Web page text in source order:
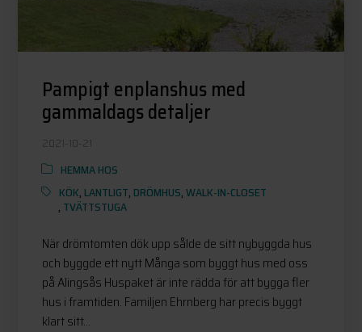
Pampigt enplanshus med
gammaldags detaljer
2021-10-21
HEMMA HOS
KÖK, LANTLIGT, DRÖMHUS,WALK-IN-CLOSET
, TVÄTTSTUGA
När drömtomten dök upp sålde de sitt nybyggda hus
och byggde ett nytt Många som byggt hus med oss
på Alingsås Huspaket är inte rädda för att bygga fler
hus i framtiden. Familjen Ehrnberg har precis byggt
klart sitt...